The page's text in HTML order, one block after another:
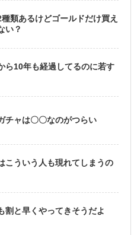
種類あるけどゴールドだけ買え
い？
ら10年も経過してるのに若す
チャは〇〇なのがつらい
こういう人も現れてしまうの
割と早くやってきそうだよ